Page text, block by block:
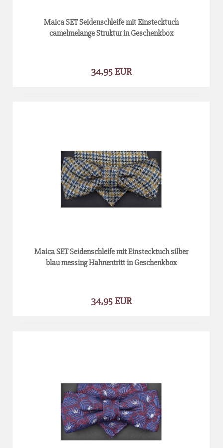
Maica SET Seidenschleife mit Einstecktuch
camelmelange Struktur in Geschenkbox
34,95 EUR
Maica SET Seidenschleife mit Einstecktuch silber
blau messing Hahnentritt in Geschenkbox
34,95 EUR